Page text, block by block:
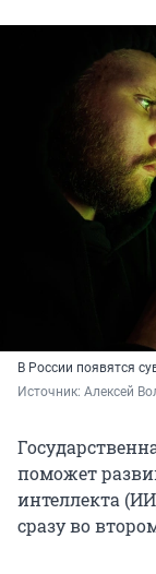
В России появятся
Источник: Алексей
поможет
интеллекта
сразу во